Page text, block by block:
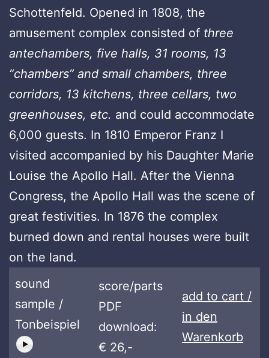
Schottenfeld. Opened in 1808, the
amusement complex consisted of three
antechambers, five halls, 31 rooms, 13
“chambers” and small chambers, three
corridors, 13 kitchens, three cellars, two
greenhouses, etc. and could accommodate
6,000 guests. In 1810 Emperor Franz I
visited accompanied by his Daughter Marie
Louise the Apollo Hall. After the Vienna
Congress, the Apollo Hall was the scene of
great festivities. In 1876 the complex
burned down and rental houses were built
on the land.
sound
sample /
Tonbeispiel
score/parts
PDF
download:
€ 26,-
add to cart /
in den
Warenkorb